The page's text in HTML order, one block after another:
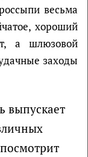
весьма
хороший
а шлюзовой
заходы
выпускает